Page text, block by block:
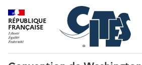
RÉPUBLIQUE
FRANÇAISE